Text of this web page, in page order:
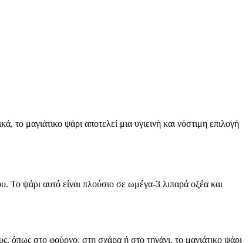
μαγιάτικο ψάρι αποτελεί μια υγιεινή και νόστιμη επιλογή
Το ψάρι αυτό είναι πλούσιο σε ωμέγα-3 λιπαρά οξέα και
όπως στο φούρνο, στη σχάρα ή στο τηγάνι, το μαγιάτικο ψάρι